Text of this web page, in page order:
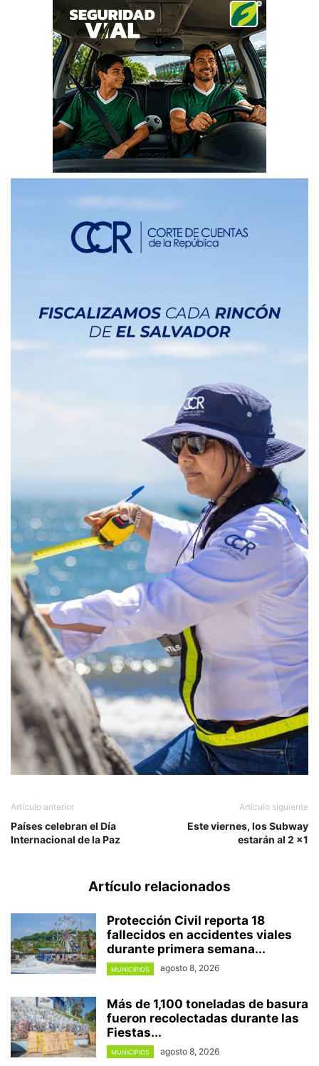
Artículo anterior
Países celebran el Día
Internacional de la Paz
Artículo siguiente
Este viernes, los Subway
estarán al 2 x1
Artículo relacionados
Protección Civil reporta 18
fallecidos en accidentes viales
durante primera semana...
MUNICIPIOS agosto 8, 2026
Más de 1,100 toneladas de basura
fueron recolectadas durante las
Fiestas...
MUNICIPIOS agosto 8, 2026